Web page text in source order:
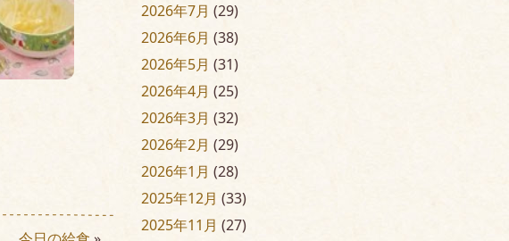
2026年7月 (29)
2026年6月 (38)
2026年5月 (31)
2026年4月 (25)
2026年3月 (32)
2026年2月 (29)
2026年1月 (28)
2025年12月 (33)
2025年11月 (27)